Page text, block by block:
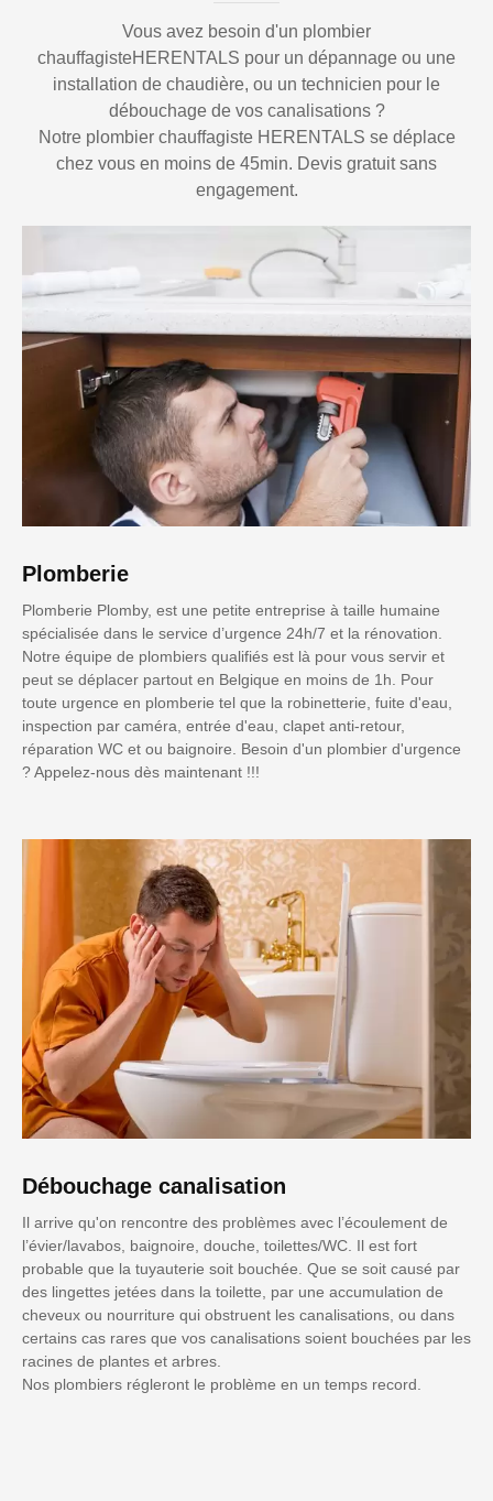
Vous avez besoin d'un plombier
chauffagisteHERENTALS pour un dépannage ou une
installation de chaudière, ou un technicien pour le
débouchage de vos canalisations ?
Notre plombier chauffagiste HERENTALS se déplace
chez vous en moins de 45min. Devis gratuit sans
engagement.
Plomberie
Plomberie Plomby, est une petite entreprise à taille humaine
spécialisée dans le service d’urgence 24h/7 et la rénovation.
Notre équipe de plombiers qualifiés est là pour vous servir et
peut se déplacer partout en Belgique en moins de 1h. Pour
toute urgence en plomberie tel que la robinetterie, fuite d'eau,
inspection par caméra, entrée d'eau, clapet anti-retour,
réparation WC et ou baignoire. Besoin d'un plombier d'urgence
? Appelez-nous dès maintenant !!!
Débouchage canalisation
Il arrive qu'on rencontre des problèmes avec l’écoulement de
l’évier/lavabos, baignoire, douche, toilettes/WC. Il est fort
probable que la tuyauterie soit bouchée. Que se soit causé par
des lingettes jetées dans la toilette, par une accumulation de
cheveux ou nourriture qui obstruent les canalisations, ou dans
certains cas rares que vos canalisations soient bouchées par les
racines de plantes et arbres.
Nos plombiers régleront le problème en un temps record.